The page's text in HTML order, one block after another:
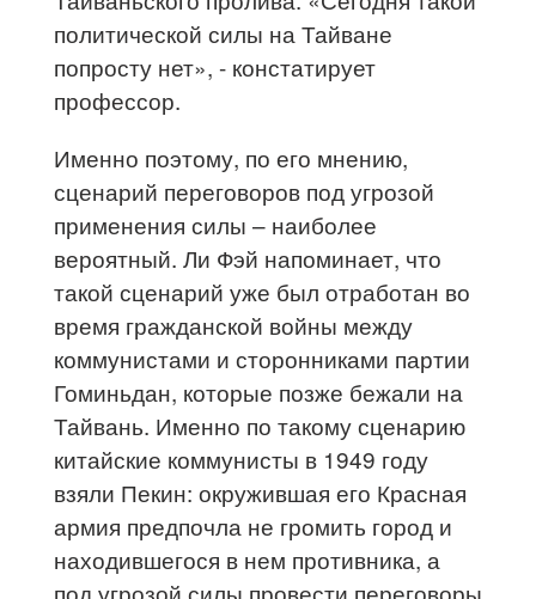
политической силы на Тайване
попросту нет», - констатирует
профессор.
Именно поэтому, по его мнению,
сценарий переговоров под угрозой
применения силы – наиболее
вероятный. Ли Фэй напоминает, что
такой сценарий уже был отработан во
время гражданской войны между
коммунистами и сторонниками партии
Гоминьдан, которые позже бежали на
Тайвань. Именно по такому сценарию
китайские коммунисты в 1949 году
взяли Пекин: окружившая его Красная
армия предпочла не громить город и
находившегося в нем противника, а
под угрозой силы провести переговоры